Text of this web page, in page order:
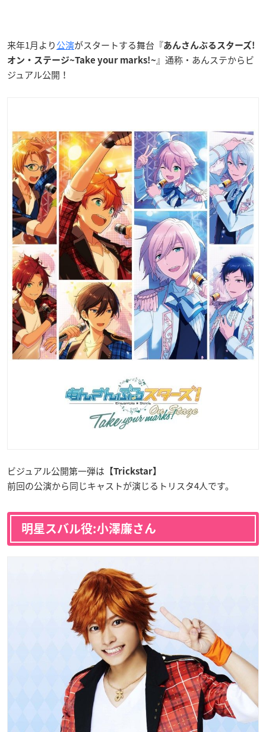
来年1月より公演がスタートする舞台『あんさんぶるスターズ!
オン・ステージ~Take your marks!~』通称・あんステからビ
ジュアル公開！
ビジュアル公開第一弾は 【Trickstar】
前回の公演から同じキャストが演じるトリスタ4人です。
明星スバル役:小澤廉さん